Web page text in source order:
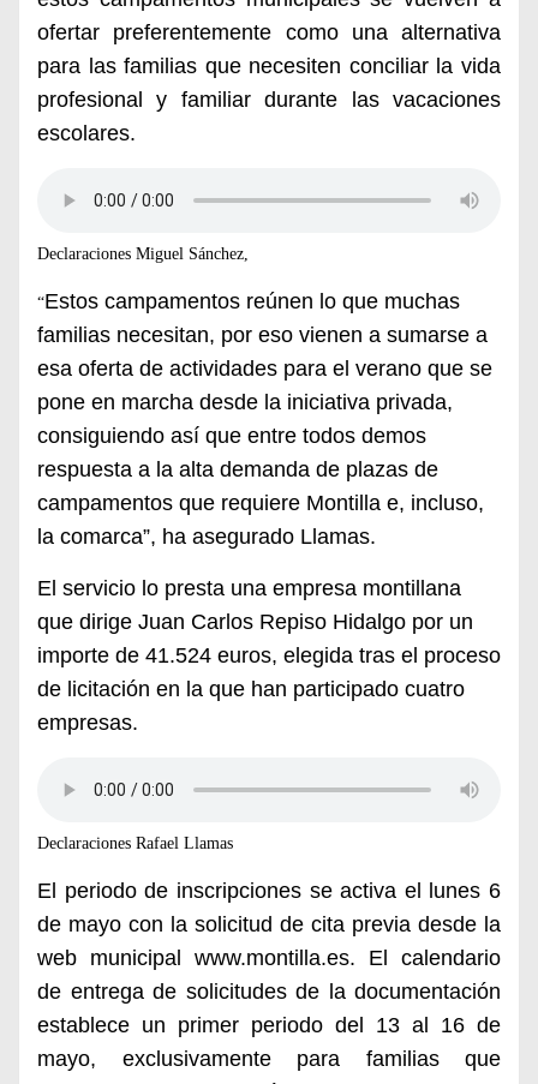
ofertar preferentemente como una alternativa
para las familias que necesiten conciliar la vida
profesional y familiar durante las vacaciones
escolares.
Declaraciones Miguel Sánchez,
“Estos campamentos reúnen lo que muchas
familias necesitan, por eso vienen a sumarse a
esa oferta de actividades para el verano que se
pone en marcha desde la iniciativa privada,
consiguiendo así que entre todos demos
respuesta a la alta demanda de plazas de
campamentos que requiere Montilla e, incluso,
la comarca”, ha asegurado Llamas.
El servicio lo presta una empresa montillana
que dirige Juan Carlos Repiso Hidalgo por un
importe de 41.524 euros, elegida tras el proceso
de licitación en la que han participado cuatro
empresas.
Declaraciones Rafael Llamas
El periodo de inscripciones se activa el lunes 6
de mayo con la solicitud de cita previa desde la
web municipal www.montilla.es. El calendario
de entrega de solicitudes de la documentación
establece un primer periodo del 13 al 16 de
mayo, exclusivamente para familias que